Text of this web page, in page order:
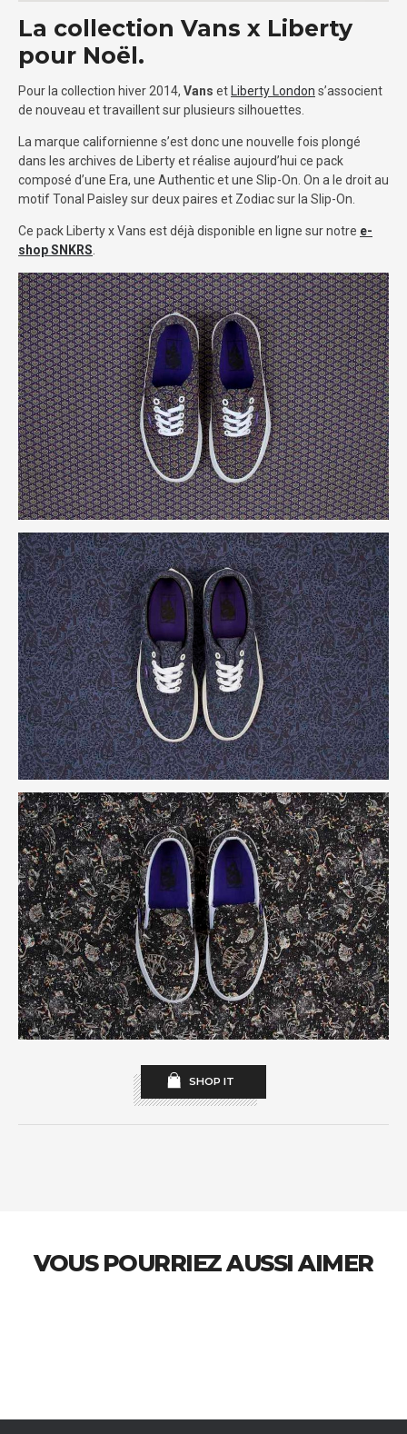
La collection Vans x Liberty
pour Noël.
Pour la collection hiver 2014, Vans et Liberty London s’associent
de nouveau et travaillent sur plusieurs silhouettes.
La marque californienne s’est donc une nouvelle fois plongé
dans les archives de Liberty et réalise aujourd’hui ce pack
composé d’une Era, une Authentic et une Slip-On. On a le droit au
motif Tonal Paisley sur deux paires et Zodiac sur la Slip-On.
Ce pack Liberty x Vans est déjà disponible en ligne sur notre e-
shop SNKRS
SHOP IT
VOUS POURRIEZ AUSSI AIMER